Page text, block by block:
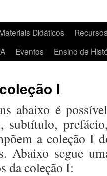
Materiais Didáticos
Eventos Ensino de
I
abaixo é
subtítulo,
a coleção I
Abaixo segue
da coleção I: